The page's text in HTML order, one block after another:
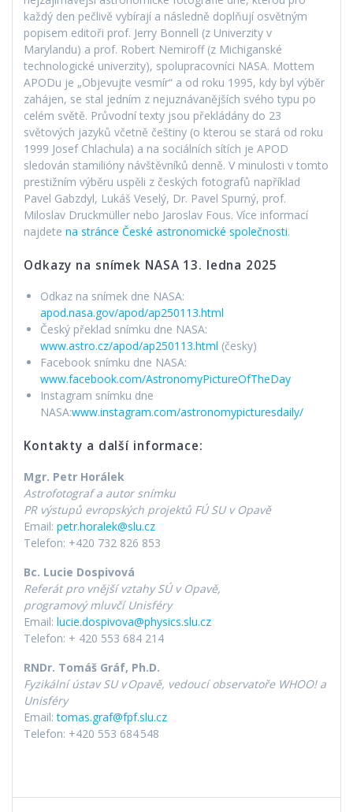
každý den pečlivě vybírají a následně doplňují osvětným
popisem editoři prof. Jerry Bonnell (z Univerzity v
Marylandu) a prof. Robert Nemiroff (z Michiganské
technologické univerzity), spolupracovníci NASA. Mottem
APODu je „Objevujte vesmír“ a od roku 1995, kdy byl výběr
zahájen, se stal jedním z nejuznávanějších svého typu po
celém světě. Průvodní texty jsou překládány do 23
světových jazyků včetně češtiny (o kterou se stará od roku
1999 Josef Chlachula) a na sociálních sítích je APOD
sledován stamilióny návštěvníků denně. V minulosti v tomto
prestižním výběru uspěli z českých fotografů například
Pavel Gabzdyl, Lukáš Veselý, Dr. Pavel Spurný, prof.
Miloslav Druckmüller nebo Jaroslav Fous. Více informací
najdete na stránce České astronomické společnosti.
Odkazy na snímek NASA 13. ledna 2025
Odkaz na snímek dne NASA:
apod.nasa.gov/apod/ap250113.html
Český překlad snímku dne NASA:
www.astro.cz/apod/ap250113.html (česky)
Facebook snímku dne NASA:
www.facebook.com/AstronomyPictureOfTheDay
Instagram snímku dne
NASA:www.instagram.com/astronomypicturesdaily/
Kontakty a další informace:
Mgr. Petr Horálek
Astrofotograf a autor snímku
PR výstupů evropských projektů FÚ SU v Opavě
Email: petr.horalek@slu.cz
Telefon: +420 732 826 853
Bc. Lucie Dospivová
Referát pro vnější vztahy SÚ v Opavě,
programový mluvčí Unisféry
Email: lucie.dospivova@physics.slu.cz
Telefon: + 420 553 684 214
RNDr. Tomáš Gráf, Ph.D.
Fyzikální ústav SU vOpavě, vedoucí observatoře WHOO! a
Unisféry
Email:tomas.graf@fpf.slu.cz
Telefon: +420 553 684 548